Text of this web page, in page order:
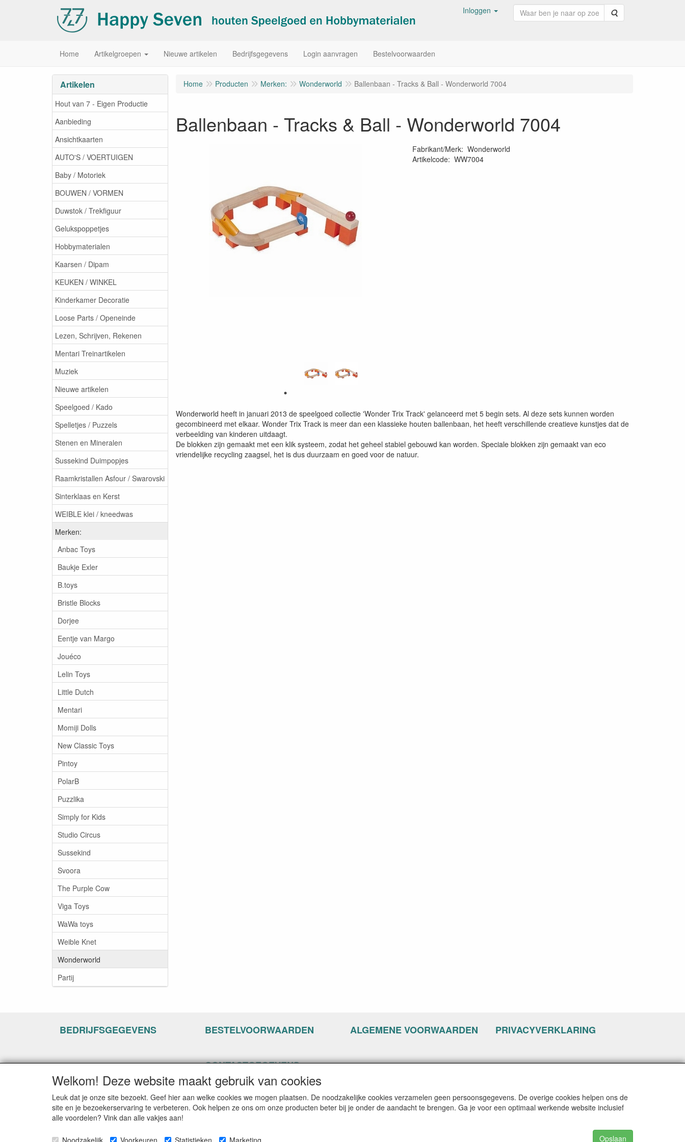
Inloggen Zoeken
Home Artikelgroepen Nieuwe artikelen Bedrijfsgegevens Login aanvragen Bestelvoorwaarden
Artikelen
Hout van 7 - Eigen Productie
Aanbieding
Ansichtkaarten
AUTO'S / VOERTUIGEN
Baby / Motoriek
BOUWEN / VORMEN
Duwstok / Trekfiguur
Gelukspoppetjes
Hobbymaterialen
Kaarsen / Dipam
KEUKEN / WINKEL
Kinderkamer Decoratie
Loose Parts / Openeinde
Lezen, Schrijven, Rekenen
Mentari Treinartikelen
Muziek
Nieuwe artikelen
Speelgoed / Kado
Spelletjes / Puzzels
Stenen en Mineralen
Sussekind Duimpopjes
Raamkristallen Asfour / Swarovski
Sinterklaas en Kerst
WEIBLE klei / kneedwas
Merken:
Anbac Toys
Baukje Exler
B.toys
Bristle Blocks
Dorjee
Eentje van Margo
Jouéco
Lelin Toys
Little Dutch
Mentari
Momiji Dolls
New Classic Toys
Pintoy
PolarB
Puzzlika
Simply for Kids
Studio Circus
Sussekind
Svoora
The Purple Cow
Viga Toys
WaWa toys
Weible Knet
Wonderworld
Partij
Home Producten Merken: Wonderworld Ballenbaan - Tracks & Ball - Wonderworld 7004
Ballenbaan - Tracks & Ball - Wonderworld 7004
Fabrikant/Merk: Wonderworld
Artikelcode: WW7004
Wonderworld heeft in januari 2013 de speelgoed collectie 'Wonder Trix Track' gelanceerd met 5 begin sets. Al deze sets kunnen worden
gecombineerd met elkaar. Wonder Trix Track is meer dan een klassieke houten ballenbaan, het heeft verschillende creatieve kunstjes dat de
verbeelding van kinderen uitdaagt.
De blokken zijn gemaakt met een klik systeem, zodat het geheel stabiel gebouwd kan worden. Speciale blokken zijn gemaakt van eco
vriendelijke recycling zaagsel, het is dus duurzaam en goed voor de natuur.
BEDRIJFSGEGEVENS BESTELVOORWAARDEN ALGEMENE VOORWAARDEN PRIVACYVERKLARING
CONTACTGEGEVENS
www.happyseven.nl
Hogenhof 13-15
3861 CG Nijkerk
Welkom! Deze website maakt gebruik van cookies
Leuk dat je onze site bezoekt. Geef hier aan welke cookies we mogen plaatsen. De noodzakelijke cookies verzamelen geen persoonsgegevens. De overige cookies helpen ons de
site en je bezoekerservaring te verbeteren. Ook helpen ze ons om onze producten beter bij je onder de aandacht te brengen. Ga je voor een optimaal werkende website inclusief
alle voordelen? Vink dan alle vakjes aan!
Noodzakelijk Voorkeuren Statistieken Marketing Opslaan